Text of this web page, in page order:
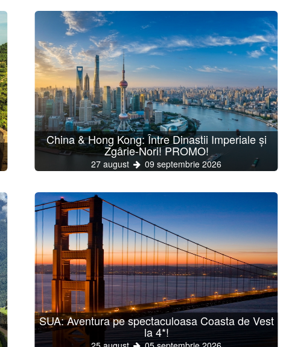
China & Hong Kong: Între Dinastii Imperiale și
Zgârie-Nori! PROMO!
27 august 09 septembrie 2026
SUA: Aventura pe spectaculoasa Coasta de Vest
la 4*!